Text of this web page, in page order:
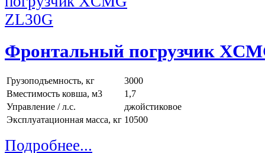
Фронтальный погрузчик
Грузоподъемность, кг
3000
Вместимость ковша, м3
1,7
Управление / л.с.
джойстиковое
Эксплуатационная масса, кг 10500
Подробнее...